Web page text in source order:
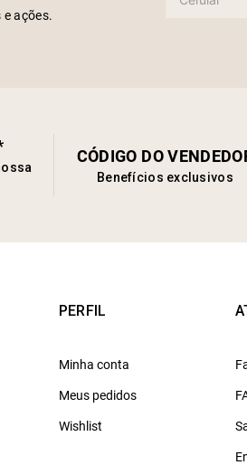
ações.
CÓDIGO DO
Benefícios exclusivos
PERFIL
Minha conta
Meus pedidos
Wishlist